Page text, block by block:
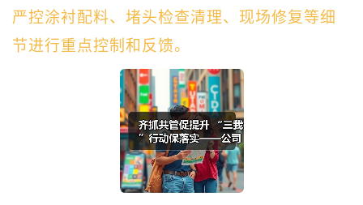
严控涂衬配料、堵头检查清理、现场修复等细
节进行重点控制和反馈。